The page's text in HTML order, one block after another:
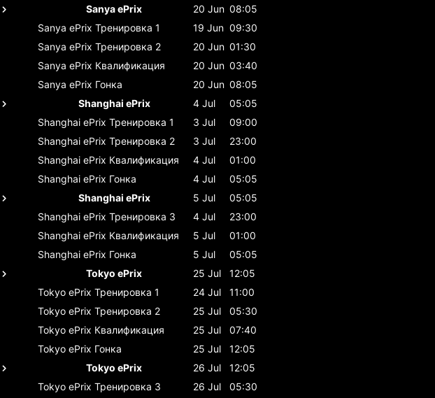
Sanya ePrix
20 Jun 08:05
Sanya ePrix Тренировка 1 19 Jun 09:30
Sanya ePrix Тренировка 2 20 Jun 01:30
Sanya ePrix Квалификация 20 Jun 03:40
Sanya ePrix Гонка 20 Jun 08:05
Shanghai ePrix
4 Jul
05:05
Shanghai ePrix Тренировка 1 3 Jul
09:00
Shanghai ePrix Тренировка 2 3 Jul
23:00
Shanghai ePrix Квалификация 4 Jul
01:00
Shanghai ePrix Гонка 4 Jul
05:05
Shanghai ePrix
5 Jul
05:05
Shanghai ePrix Тренировка 3 4 Jul
23:00
Shanghai ePrix Квалификация 5 Jul
01:00
Shanghai ePrix Гонка 5 Jul
05:05
Tokyo ePrix
25 Jul
12:05
Tokyo ePrix Тренировка 1 24 Jul
11:00
Tokyo ePrix Тренировка 2 25 Jul
05:30
Tokyo ePrix Квалификация 25 Jul
07:40
Tokyo ePrix Гонка 25 Jul
12:05
Tokyo ePrix
26 Jul
12:05
Tokyo ePrix Тренировка 3 26 Jul
05:30